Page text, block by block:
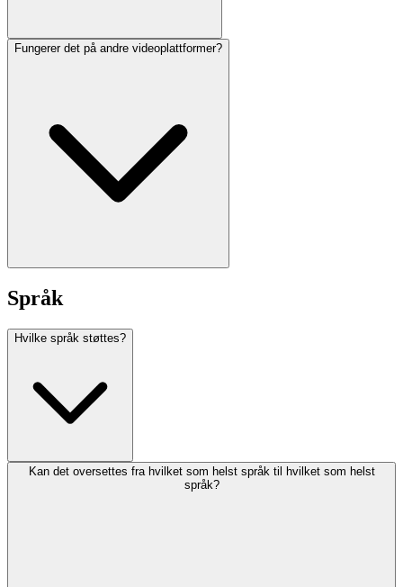
Fungerer det på andre videoplattformer?
Språk
Hvilke språk støttes?
Kan det oversettes fra hvilket som helst språk til hvilket som helst
språk?